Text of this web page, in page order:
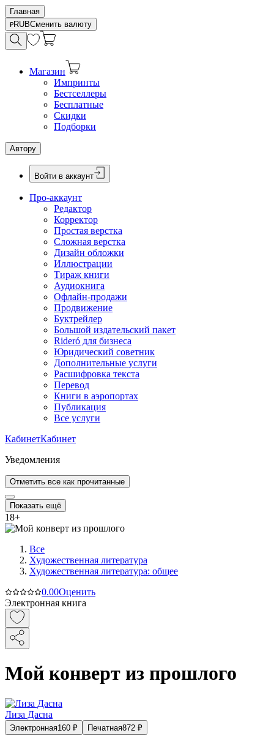
Главная
RUBСменить валюту
Магазин
Импринты
Бестселлеры
Бесплатные
Скидки
Подборки
Автору
Войти в аккаунт
Про-аккаунт
Редактор
Корректор
Простая верстка
Сложная верстка
Дизайн обложки
Иллюстрации
Тираж книги
Аудиокнига
Офлайн-продажи
Продвижение
Буктрейлер
Большой издательский пакет
Rideró для бизнеса
Юридический советник
Дополнительные услуги
Расшифровка текста
Перевод
Книги в аэропортах
Публикация
Все услуги
КабинетКабинет
Уведомления
Отметить все как прочитанные
Показать ещё
18+
Все
Художественная литература
Художественная литература: общее
0.00Оценить
Электронная книга
Мой конверт из прошлого
Лиза Дасна
Электронная160 ₽ Печатная872 ₽